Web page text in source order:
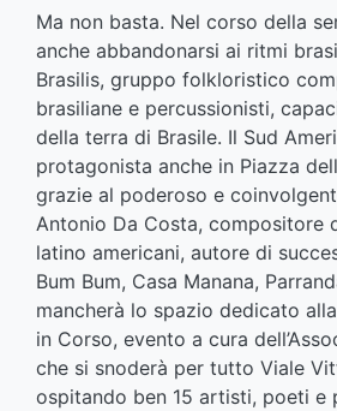
Ma non basta. Nel corso della
anche abbandonarsi ai ritmi
Brasilis, gruppo folkloristico
brasiliane e percussionisti,
della terra di Brasile. Il Sud
protagonista anche in Piazza
grazie al poderoso e
Antonio Da Costa, compositore
latino americani, autore di
Bum Bum, Casa Manana,
mancherà lo spazio dedicato
in Corso, evento a cura
che si snoderà per tutto Viale
ospitando ben 15 artisti, poeti e